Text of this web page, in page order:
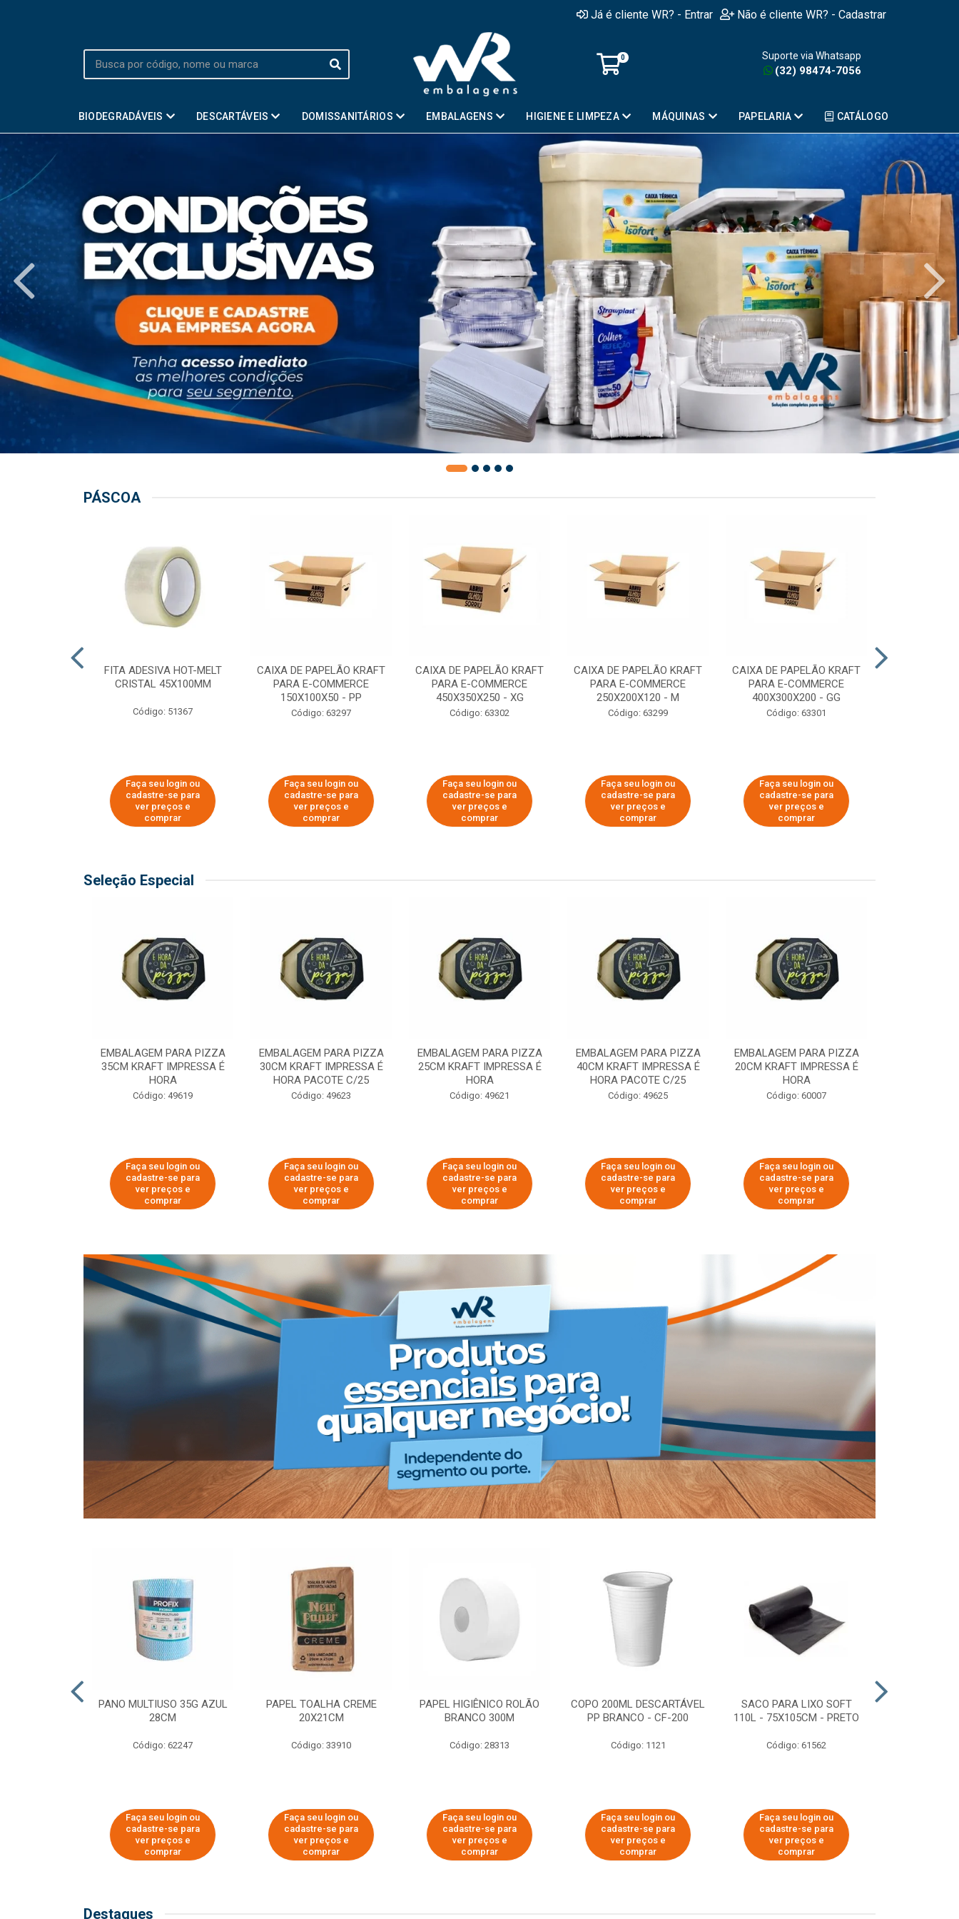
Já é cliente WR? - Entrar Não é cliente WR? - Cadastrar
0 Suporte via Whatsapp
(32) 98474-7056
BIODEGRADÁVEIS DESCARTÁVEIS DOMISSANITÁRIOS EMBALAGENS HIGIENE E LIMPEZA MÁQUINAS PAPELARIA CATÁLOGO
PÁSCOA
FITA ADESIVA HOT-MELT
CRISTAL 45X100MM
Código: 51367
Faça seu login ou
cadastre-se para
ver preços e
comprar
CAIXA DE PAPELÃO KRAFT
PARA E-COMMERCE
150X100X50 - PP
Código: 63297
Faça seu login ou
cadastre-se para
ver preços e
comprar
CAIXA DE PAPELÃO KRAFT
PARA E-COMMERCE
450X350X250 - XG
Código: 63302
Faça seu login ou
cadastre-se para
ver preços e
comprar
CAIXA DE PAPELÃO KRAFT
PARA E-COMMERCE
250X200X120 - M
Código: 63299
Faça seu login ou
cadastre-se para
ver preços e
comprar
CAIXA DE PAPELÃO KRAFT
PARA E-COMMERCE
400X300X200 - GG
Código: 63301
Faça seu login ou
cadastre-se para
ver preços e
comprar
Seleção Especial
EMBALAGEM PARA PIZZA
35CM KRAFT IMPRESSA É
HORA
Código: 49619
Faça seu login ou
cadastre-se para
ver preços e
comprar
EMBALAGEM PARA PIZZA
30CM KRAFT IMPRESSA É
HORA PACOTE C/25
Código: 49623
Faça seu login ou
cadastre-se para
ver preços e
comprar
EMBALAGEM PARA PIZZA
25CM KRAFT IMPRESSA É
HORA
Código: 49621
Faça seu login ou
cadastre-se para
ver preços e
comprar
EMBALAGEM PARA PIZZA
40CM KRAFT IMPRESSA É
HORA PACOTE C/25
Código: 49625
Faça seu login ou
cadastre-se para
ver preços e
comprar
EMBALAGEM PARA PIZZA
20CM KRAFT IMPRESSA É
HORA
Código: 60007
Faça seu login ou
cadastre-se para
ver preços e
comprar
PANO MULTIUSO 35G AZUL
28CM
Código: 62247
Faça seu login ou
cadastre-se para
ver preços e
comprar
PAPEL TOALHA CREME
20X21CM
Código: 33910
Faça seu login ou
cadastre-se para
ver preços e
comprar
PAPEL HIGIÊNICO ROLÃO
BRANCO 300M
Código: 28313
Faça seu login ou
cadastre-se para
ver preços e
comprar
COPO 200ML DESCARTÁVEL
PP BRANCO - CF-200
Código: 1121
Faça seu login ou
cadastre-se para
ver preços e
comprar
SACO PARA LIXO SOFT
110L - 75X105CM - PRETO
Código: 61562
Faça seu login ou
cadastre-se para
ver preços e
comprar
Destaques